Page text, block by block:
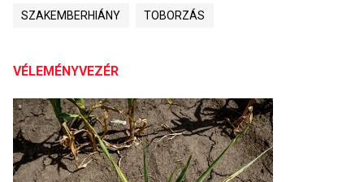
SZAKEMBERHIÁNY TOBORZÁS
VÉLEMÉNYVEZÉR